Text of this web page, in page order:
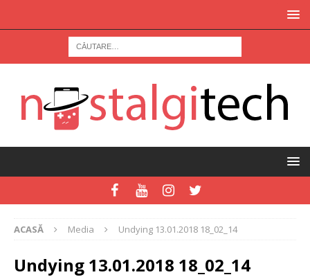
ACASĂ Media Undying 13.01.2018 18_02_14
Undying 13.01.2018 18_02_14